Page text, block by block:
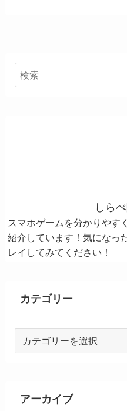
しら
スマホゲームを分かりやす
紹介しています！気になっ
レイしてみてください！
カテゴリー
ーアーカイブ